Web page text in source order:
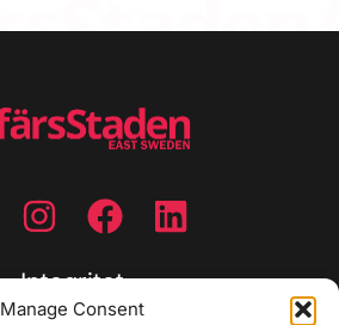
Manage Consent
Integritet